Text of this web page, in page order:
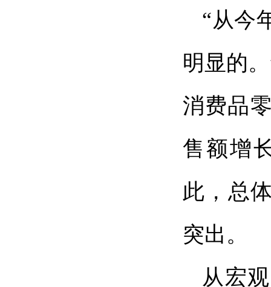
“从今
明显的
消费品
售额增
此，总
突出。
从宏